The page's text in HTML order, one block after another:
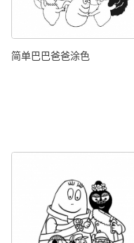
简单巴巴爸爸涂色